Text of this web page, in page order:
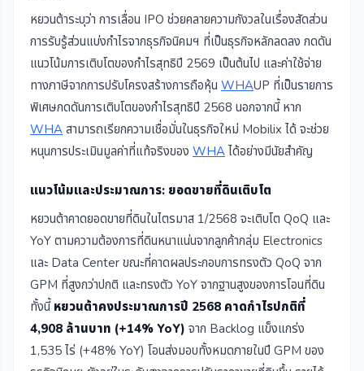
หยวนต้าระบุว่า การเลื่อน IPO ช่วยคลายความกังวลในเรื่องสัดส่วน
การรับรู้ส่วนแบ่งกำไรจากธุรกิจนิคมฯ ที่เป็นธุรกิจหลักลดลง กดดัน
แนวโน้มการเติบโตของกำไรสุทธิปี 2569 เป็นต้นไป และค่าใช้จ่าย
ทางภาษีจากการปรับโครงสร้างการถือหุ้น WHAUP ที่เป็นรายการ
พิเศษกดดันการเติบโตของกำไรสุทธิปี 2568 นอกจากนี้ หาก
WHA สามารถเรียกความเชื่อมั่นในธุรกิจใหม่ Mobilix ได้ จะช่วย
หนุนการประเมินมูลค่าที่แท้จริงของ WHA ได้อย่างมีนัยสำคัญ
แนวโน้มและประมาณการ: ยอดขายที่ดินเติบโต
หยวนต้าคาดยอดขายที่ดินในไตรมาส 1/2568 จะเติบโต QoQ และ
YoY ตามความต้องการที่ดินหนาแน่นจากลูกค้ากลุ่ม Electronics
และ Data Center ขณะที่คาดผลประกอบการทรงตัว QoQ จาก
GPM ที่สูงกว่าปกติ และทรงตัว YoY จากฐานสูงของการโอนที่ดิน
ทั้งนี้ หยวนต้าคงประมาณการปี 2568 คาดกำไรปกติที่
4,908 ล้านบาท (+14% YoY) จาก Backlog แข็งแกร่ง
1,535 ไร่ (+48% YoY) โอนส่งมอบทั้งหมดภายในปี GPM ของ